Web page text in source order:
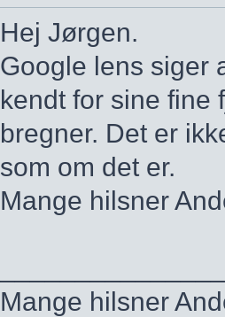
Hej Jørgen.
Google lens siger
kendt for sine fine
bregner. Det er
som om det er.
Mange hilsner
Mange hilsner